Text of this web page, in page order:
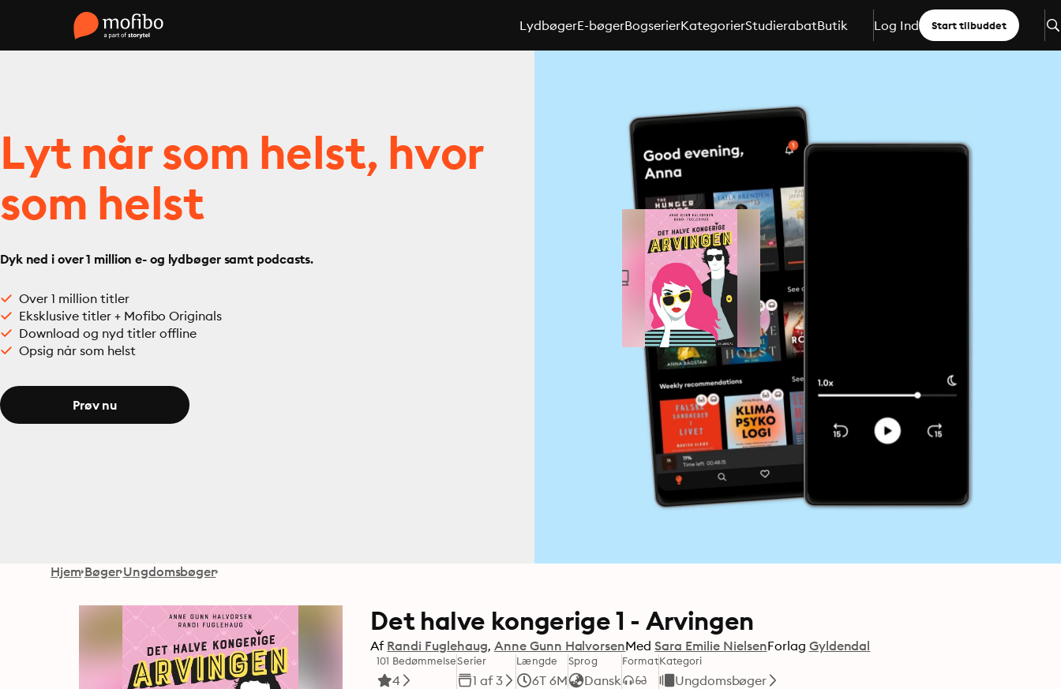
LydbøgerE-bøgerBogserierKategorierStudierabatButik Log Ind Start tilbuddet
Lyt når som helst, hvor
som helst
Dyk ned i over 1 million e- og lydbøger samt podcasts.
Over 1 million titler
Eksklusive titler + Mofibo Originals
Download og nyd titler offline
Opsig når som helst
Prøv nu
Hjem Bøger Ungdomsbøger
Det halve kongerige 1 - Arvingen
Af Randi Fuglehaug Anne Gunn HalvorsenMed Sara Emilie NielsenForlag Gyldendal
101 Bedømmelse
4
Serier
1 af 3
Længde
6T 6M
Sprog
Dansk
FormatKategori
Ungdomsbøger